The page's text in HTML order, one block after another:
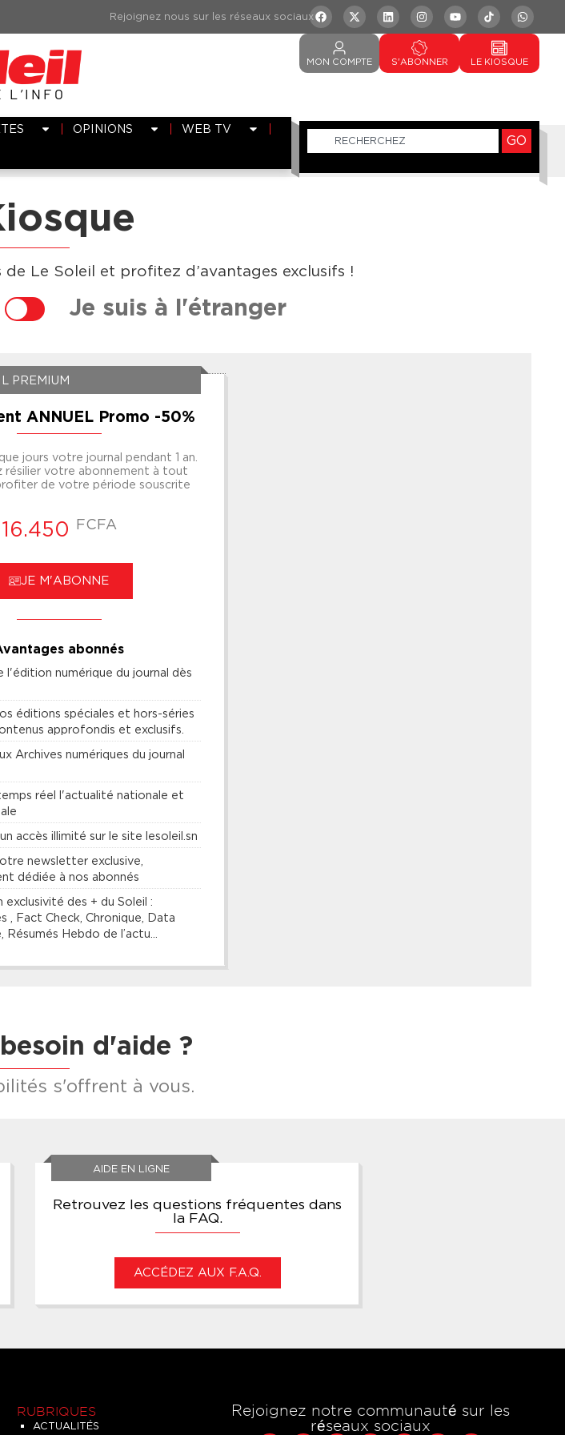
L’INFO
MON COMPTE S'ABONNER LE KIOSQUE
OPINIONS WEB TV
GO
Le Soleil et profitez d’avantages exclusifs !
Je suis à l'étranger
PREMIUM
ANNUEL Promo -50%
jours votre journal pendant 1 an.
résilier votre abonnement à tout
de votre période souscrite
16.450 FCFA
JE M'ABONNE
abonnés
l'édition numérique du journal dès
éditions spéciales et hors-séries
approfondis et exclusifs.
Archives numériques du journal
réel l'actualité nationale et
accès illimité sur le site lesoleil.sn
newsletter exclusive,
dédiée à nos abonnés
des + du Soleil :
, Fact Check, Chronique, Data
Résumés Hebdo de l’actu...
d'aide ?
s'offrent à vous.
AIDE EN LIGNE
Retrouvez les questions fréquentes dans
la FAQ.
ACCÉDEZ AUX F.A.Q.
RUBRIQUES
ACTUALITÉS
Rejoignez notre communauté sur les
réseaux sociaux